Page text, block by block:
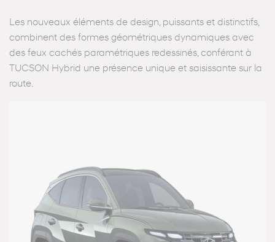
Les nouveaux éléments de design, puissants et distinctifs,
combinent des formes géométriques dynamiques avec
des feux cachés paramétriques redessinés, conférant à
TUCSON Hybrid une présence unique et saisissante sur la
route.